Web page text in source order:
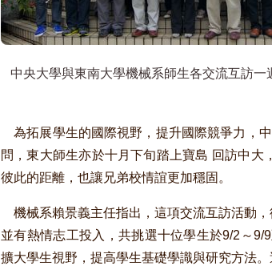
中央大學與東南大學機械系師生各交流互訪
為拓展學生的國際視野，提升國際競爭力，
問，東大師生亦於十月下旬踏上寶島 回訪中
彼此的距離，也讓兄弟校情誼更加穩固。
機械系賴景義主任指出，這項交流互訪活動
並有熱情志工投入，共挑選十位學生於9/2～
擴大學生視野，提高學生基礎學識與研究方法